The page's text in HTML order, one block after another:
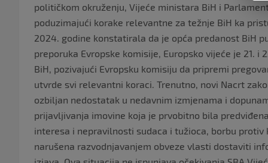
političkom okruženju, Vijeće ministara BiH i
poduzimajući korake relevantne za težnje BiH ka
2024. godine konstatirala da je opća predanost BiH
preporuka Evropske komisije, Europsko vijeće je 21.
BiH, pozivajući Evropsku komisiju da pripremi
utvrde svi relevantni koraci. Trenutno, novi Nacrt
ozbiljan nedostatak u nedavnim izmjenama i
prijavljivanja imovine koja je prvobitno bila
interesa i nepravilnosti sudaca i tužioca, borbu
narušena razvodnjavanjem obveze vlasti dostaviti